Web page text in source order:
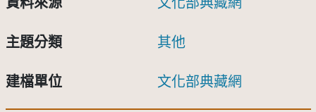
主題分類 其他
建檔單位 文化部典藏網